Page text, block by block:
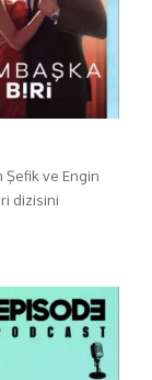
Şefik ve Engin
dizisini